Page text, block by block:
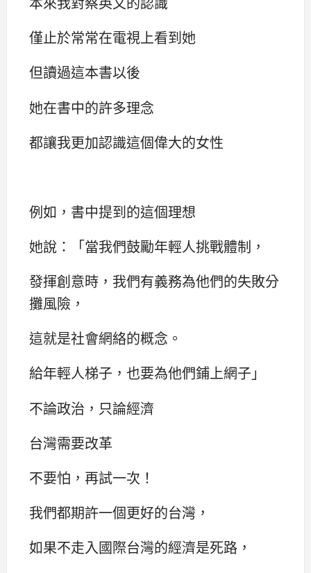
僅止於常常在電視上看到她
但讀過這本書以後
她在書中的許多理念
都讓我更加認識這個偉大的女性
例如，書中提到的這個理想
她說：「當我們鼓勵年輕人挑戰體制，
發揮創意時，我們有義務為他們的失敗分
攤風險，
這就是社會網絡的概念。
給年輕人梯子，也要為他們鋪上網子」
不論政治，只論經濟
台灣需要改革
不要怕，再試一次！
我們都期許一個更好的台灣，
如果不走入國際台灣的經濟是死路，